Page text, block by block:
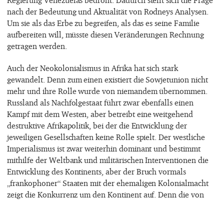
nach der Bedeutung und Aktualität von Rodneys Analysen.
Um sie als das Erbe zu begreifen, als das es seine Familie
aufbereiten will, müsste diesen Veränderungen Rechnung
getragen werden.
Auch der Neokolonialismus in Afrika hat sich stark
gewandelt. Denn zum einen existiert die Sowjetunion nicht
mehr und ihre Rolle wurde von niemandem übernommen.
Russland als Nachfolgestaat führt zwar ebenfalls einen
Kampf mit dem Westen, aber betreibt eine weitgehend
destruktive Afrikapolitik, bei der die Entwicklung der
jeweiligen Gesellschaften keine Rolle spielt. Der westliche
Imperialismus ist zwar weiterhin dominant und bestimmt
mithilfe der Weltbank und militärischen Interventionen die
Entwicklung des Kontinents, aber der Bruch vormals
„frankophoner“ Staaten mit der ehemaligen Kolonialmacht
zeigt die Konkurrenz um den Kontinent auf. Denn die von